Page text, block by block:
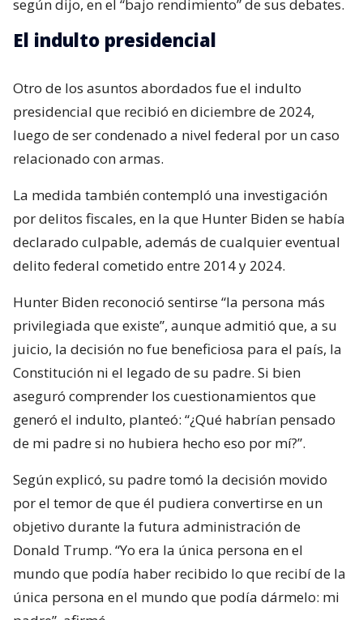
según dijo, en el “bajo rendimiento” de sus debates.
El indulto presidencial
Otro de los asuntos abordados fue el indulto
presidencial que recibió en diciembre de 2024,
luego de ser condenado a nivel federal por un caso
relacionado con armas.
La medida también contempló una investigación
por delitos fiscales, en la que Hunter Biden se había
declarado culpable, además de cualquier eventual
delito federal cometido entre 2014 y 2024.
Hunter Biden reconoció sentirse “la persona más
privilegiada que existe”, aunque admitió que, a su
juicio, la decisión no fue beneficiosa para el país, la
Constitución ni el legado de su padre. Si bien
aseguró comprender los cuestionamientos que
generó el indulto, planteó: “¿Qué habrían pensado
de mi padre si no hubiera hecho eso por mí?”.
Según explicó, su padre tomó la decisión movido
por el temor de que él pudiera convertirse en un
objetivo durante la futura administración de
Donald Trump. “Yo era la única persona en el
mundo que podía haber recibido lo que recibí de la
única persona en el mundo que podía dármelo: mi